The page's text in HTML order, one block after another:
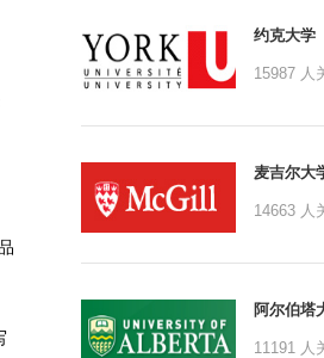
约克大学
15987 人
麦吉尔大
14663 人
阿尔伯塔
11191 人